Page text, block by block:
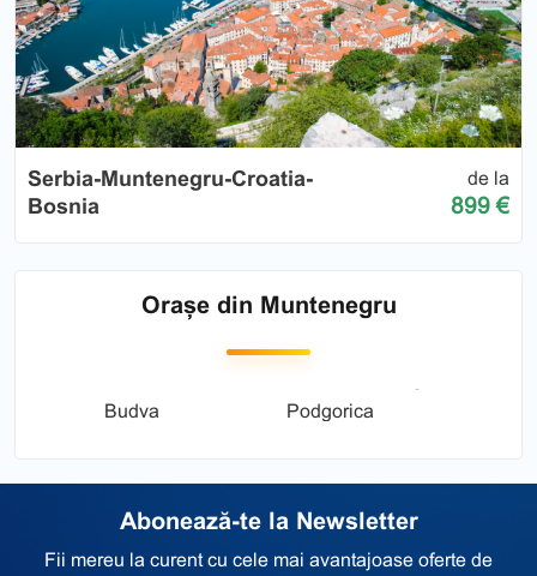
Serbia-Muntenegru-Croatia-
Bosnia
de la
899 €
Orașe din Muntenegru
Budva Podgorica
Abonează-te la Newsletter
Fii mereu la curent cu cele mai avantajoase oferte de